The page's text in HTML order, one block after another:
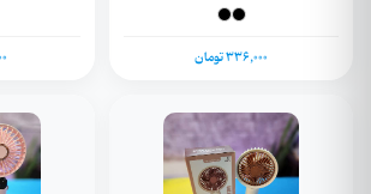
336,000 تومان